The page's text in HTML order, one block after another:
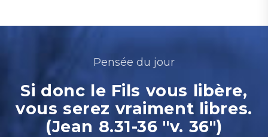
Pensée du jour
Si donc le Fils vous libère,
vous serez vraiment libres.
(Jean 8.31-36 "v. 36")